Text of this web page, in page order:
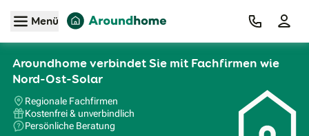
Zum Hauptinhalt
Menü
Aroundhome verbindet Sie mit Fachfirmen wie
Nord-Ost-Solar
Regionale Fachfirmen
Kostenfrei & unverbindlich
Persönliche Beratung